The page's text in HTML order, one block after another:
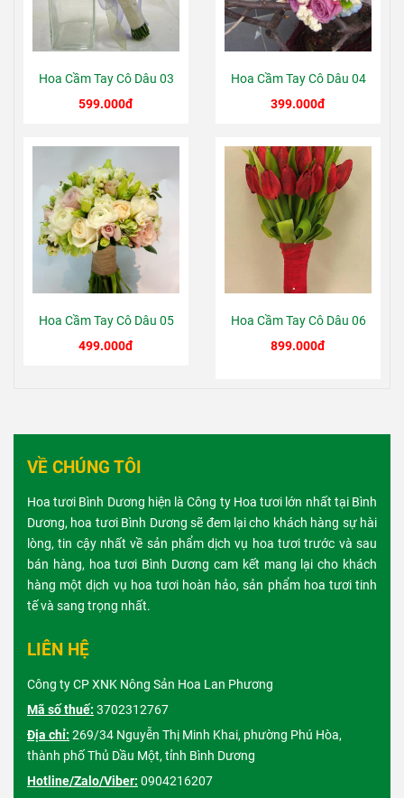
Hoa Cầm Tay Cô Dâu 03
599.000đ
Hoa Cầm Tay Cô Dâu 04
399.000đ
Hoa Cầm Tay Cô Dâu 05
499.000đ
Hoa Cầm Tay Cô Dâu 06
899.000đ
VỀ CHÚNG TÔI
Hoa tươi Bình Dương hiện là Công ty Hoa tươi lớn nhất tại Bình
Dương, hoa tươi Bình Dương sẽ đem lại cho khách hàng sự hài
lòng, tin cậy nhất về sản phẩm dịch vụ hoa tươi trước và sau
bán hàng, hoa tươi Bình Dương cam kết mang lại cho khách
hàng một dịch vụ hoa tươi hoàn hảo, sản phẩm hoa tươi tinh
tế và sang trọng nhất.
LIÊN HỆ
Công ty CP XNK Nông Sản Hoa Lan Phương
Mã số thuế: 3702312767
Địa chỉ: 269/34 Nguyễn Thị Minh Khai, phường Phú Hòa,
thành phố Thủ Dầu Một, tỉnh Bình Dương
Hotline/Zalo/Viber: 0904216207